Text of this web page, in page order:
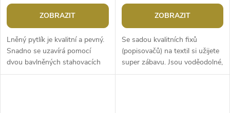
ZOBRAZIT
Lněný pytlík je kvalitní a pevný.
Snadno se uzavírá pomocí
dvou bavlněných stahovacích
šňůrek. Použití: pytlík je vhodný
ZOBRAZIT
Se sadou kvalitních fixů
(popisovačů) na textil si užijete
super zábavu. Jsou voděodolné,
bezpečné a netoxické. Nemusí